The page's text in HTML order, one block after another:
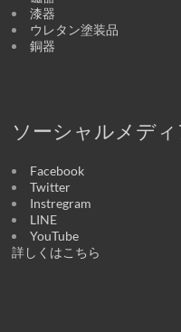
漆器
ウレタン塗装品
銅器
ソーシャルメディ
Facebook
Twitter
Instregram
LINE
YouTube
詳しくはこちら